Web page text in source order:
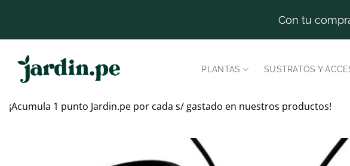
contenido
Con tu
PLANTAS SUSTRATOS Y
¡Acumula 1 punto Jardin.pe por cada s/ gastado en nuestros productos!